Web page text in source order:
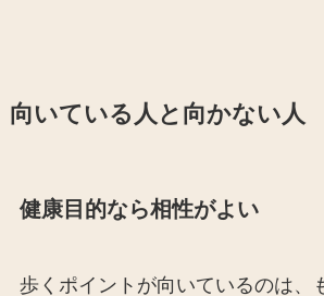
向いている人と向かない人
健康目的なら相性がよい
歩くポイントが向いているのは、